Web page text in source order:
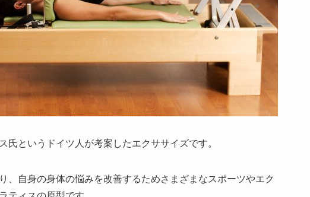
氏というドイツ人が考案したエクササイズです。
、自身の身体の悩みを改善するためさまざまなスポーツやエク